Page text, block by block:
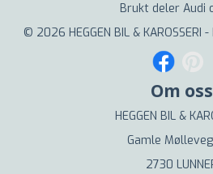
Brukt deler Audi
© 2026 HEGGEN BIL & KAROSSERI
Om oss
HEGGEN BIL &
Gamle
2730